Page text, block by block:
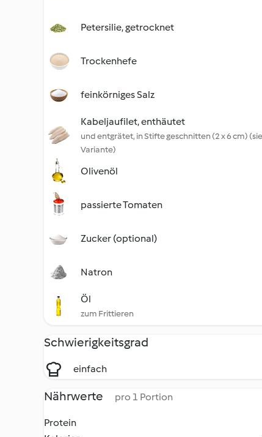
Petersilie, getrocknet
Trockenhefe
feinkörniges Salz
Kabeljaufilet, enthäutet
und entgrätet, in Stifte geschnitten (2 x 6 cm)
Variante)
Olivenöl
passierte Tomaten
Zucker (optional)
Natron
Öl
zum Frittieren
Schwierigkeitsgrad
einfach
Nährwerte pro 1 Portion
Protein